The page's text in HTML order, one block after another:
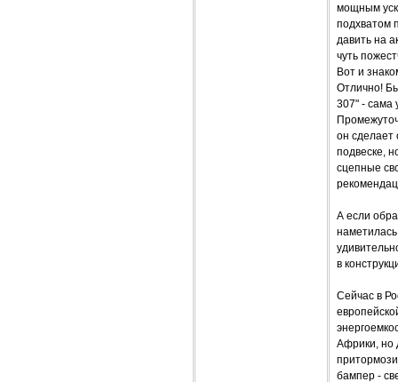
мощным
подхватом
давить на
чуть
Вот и
Отлично!
307" - сама
он сделает
подвеске,
сцепные
А если
в
Сейчас в
Африки, но
бампер -